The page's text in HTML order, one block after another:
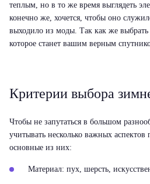
теплым, но в то же время выглядеть
конечно же, хочется, чтобы оно
выходило из моды. Так как же выбрать
которое станет вашим верным
Критерии выбора
Чтобы не запутаться в большом
учитывать несколько важных
основные из них:
Материал: пух, шерсть,